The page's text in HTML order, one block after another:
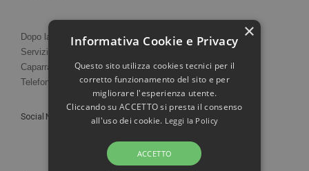
Dopo la Mezzanotte Party con Dj-set Davide Maiz
Servizio Bar per Drink e Cocktail
Caparra Obbligatoria 20 euro
Telefono 0525824436- 3273739678
Social Network:
×
Informativa Cookie e Privacy
Questo sito utilizza cookies tecnici per il
corretto funzionamento del sito e per
migliorare l'esperienza utente.
Cliccando su ACCETTO si presta il consenso
all'uso dei cookie. Leggi la Policy
ACCETTO